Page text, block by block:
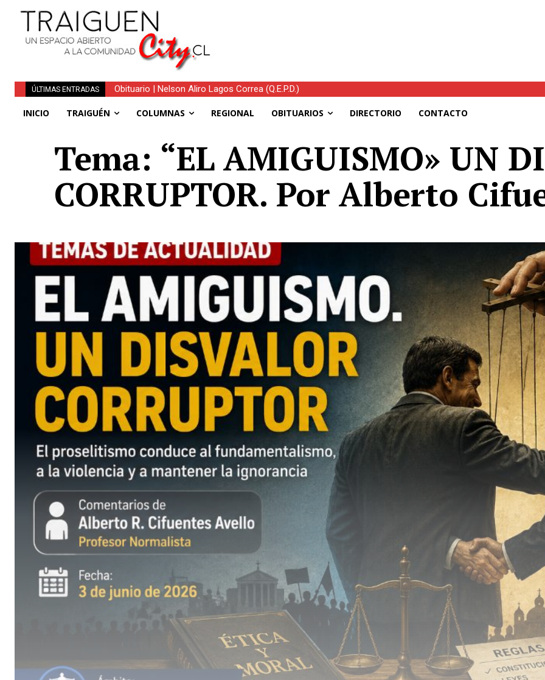
ÚLTIMAS ENTRADAS Obituario | Nelson Aliro Lagos Correa (Q.E.P.D.)
INICIO TRAIGUÉN COLUMNAS REGIONAL OBITUARIOS DIRECTORIO CONTACTO
Tema: “EL AMIGUISMO» UN
CORRUPTOR. Por Alberto